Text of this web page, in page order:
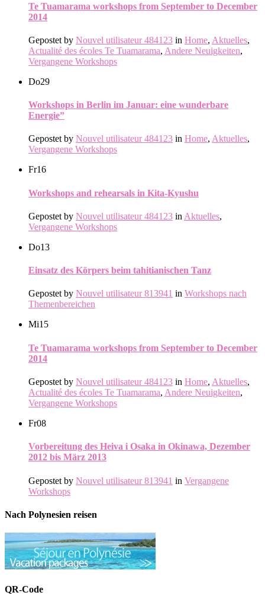
Te Tuamarama workshops from September to December
2014
Gepostet by Nouvel utilisateur 484123 in Home, Aktuelles,
Actualité des écoles Te Tuamarama, Andere Neuigkeiten,
Vergangene Workshops
Do29
Workshops in Berlin im Januar: eine wunderbare
Energie”
Gepostet by Nouvel utilisateur 484123 in Home, Aktuelles,
Vergangene Workshops
Fr16
Workshops and rehearsals in Kita-Kyushu
Gepostet by Nouvel utilisateur 484123 in Aktuelles,
Vergangene Workshops
Do13
Einsatz des Körpers beim tahitianischen Tanz
Gepostet by Nouvel utilisateur 813941 in Workshops nach
Themenbereichen
Mi15
Te Tuamarama workshops from September to December
2014
Gepostet by Nouvel utilisateur 484123 in Home, Aktuelles,
Actualité des écoles Te Tuamarama, Andere Neuigkeiten,
Vergangene Workshops
Fr08
Vorbereitung des Heiva i Osaka in Okinawa, Dezember
2012 bis März 2013
Gepostet by Nouvel utilisateur 813941 in Vergangene
Workshops
Nach Polynesien reisen
QR-Code